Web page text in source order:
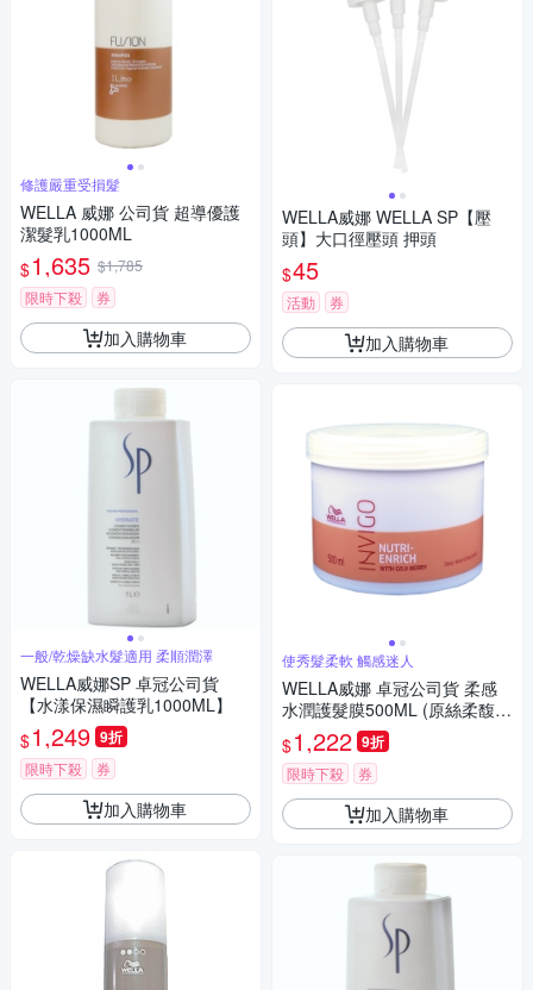
修護嚴重受損髮
WELLA 威娜 公司貨 超導優護
潔髮乳1000ML
$1,635 $1,785
限時下殺
券
加入購物車
一般/乾燥缺水髮適用 柔順潤澤
WELLA威娜SP 卓冠公司貨
【水漾保濕瞬護乳1000ML】
$1,249 9折
限時下殺 券
加入購物車
WELLA威娜 WELLA SP【壓
頭】大口徑壓頭 押頭
$45
活動 券
加入購物車
使秀髮柔軟 觸感迷人
WELLA威娜 卓冠公司貨 柔感
水潤護髮膜500ML (原絲柔馥活
髮膜)
$1,222 9折
限時下殺 券
加入購物車